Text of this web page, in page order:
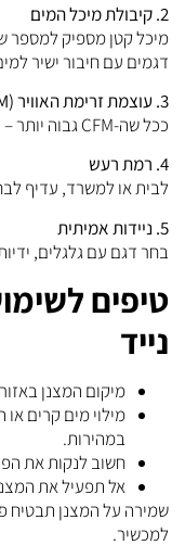
2. קיבולת מיכל המים
מיכל קטן מספיק למספר
דגמים עם חיבור ישיר
3. עוצמת זרימת האוויר (CFM)
ככל שה-CFM גבוה יותר – כך הקירור אפקטיבי יותר בחללים גדולים.
4. רמת רעש
לבית או למשרד, עדיף
5. ניידות אמיתית
בחר דגם עם גלגלים,
טיפים
נייד
מיקום המצנן
מילוי מים קרים
במהירות.
חשוב לנקות את
אל תפעיל את
שמירה על המצנן תבטיח
למכשיר.